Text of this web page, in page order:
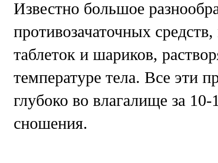
Известно большое
противозачаточных
таблеток и шариков,
температуре тела. Все эти
глубоко во влагалище за
сношения.